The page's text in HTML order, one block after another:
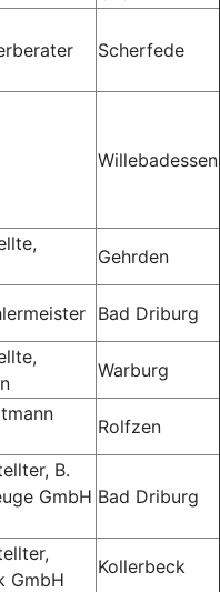
Scherfede
Willebadessen
Gehrden
Bad Driburg
Warburg
Rolfzen
B.
GmbH Bad Driburg
GmbH
Kollerbeck